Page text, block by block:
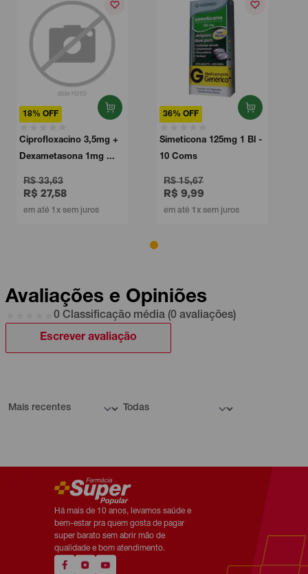
18% OFF
Ciprofloxacino 3,5mg +
Dexametasona 1mg ...
R$ 33,63
R$ 27,58
em até 1x sem juros
36% OFF
Simeticona 125mg 1 Bl -
10 Coms
R$ 15,67
R$ 9,99
em até 1x sem juros
Avaliações e Opiniões
0 Classificação média (0 avaliações)
Escrever avaliação
Há mais de 10 anos, levamos saúde e
bem-estar pra quem gosta de pagar
super barato sem abrir mão de
qualidade e bom atendimento.